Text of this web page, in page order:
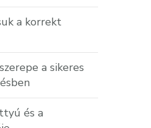
a korrekt
a sikeres
és a